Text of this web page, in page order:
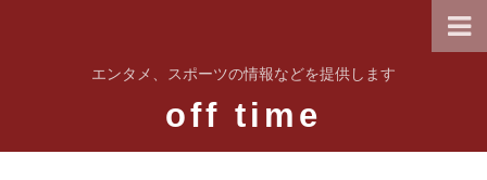
エンタメ、スポーツの情報などを提供します
off time